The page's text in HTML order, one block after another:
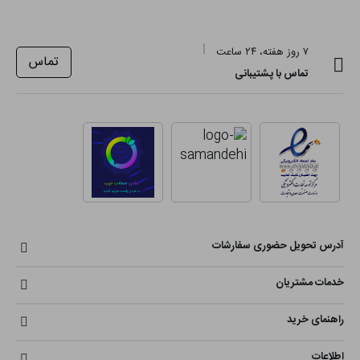
۷ روز هفته، ۲۴ ساعت
تماس با پشتیبانی
تماس
آدرس تحویل حضوری سفارشات
خدمات مشتریان
راهنمای خرید
اطلاعات